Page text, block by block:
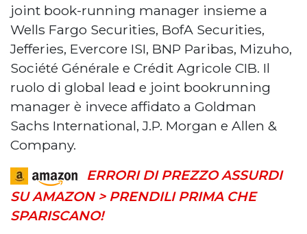
joint book-running manager insieme a
Wells Fargo Securities, BofA Securities,
Jefferies, Evercore ISI, BNP Paribas, Mizuho,
Société Générale e Crédit Agricole CIB. Il
ruolo di global lead e joint bookrunning
manager è invece affidato a Goldman
Sachs International, J.P. Morgan e Allen &
Company.
ERRORI DI PREZZO ASSURDI
SU AMAZON > PRENDILI PRIMA CHE
SPARISCANO!